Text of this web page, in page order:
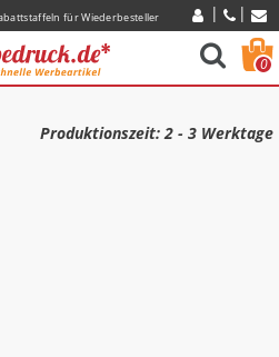
für Wiederbesteller
0
Produktionszeit: 2 - 3 Werktage